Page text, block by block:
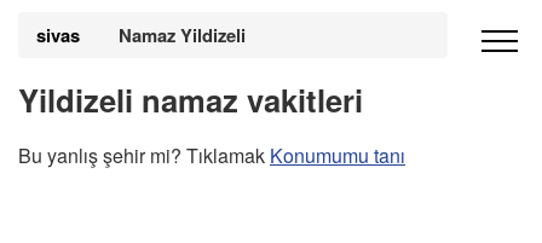
sivas Namaz Yildizeli
Yildizeli namaz vakitleri
Bu yanlış şehir mi? Tıklamak Konumumu tanı